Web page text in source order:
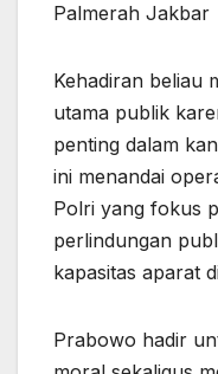
Kehadiran beliau
utama publik
penting dalam
ini menandai
Polri yang fokus
perlindungan
kapasitas aparat
Prabowo hadir